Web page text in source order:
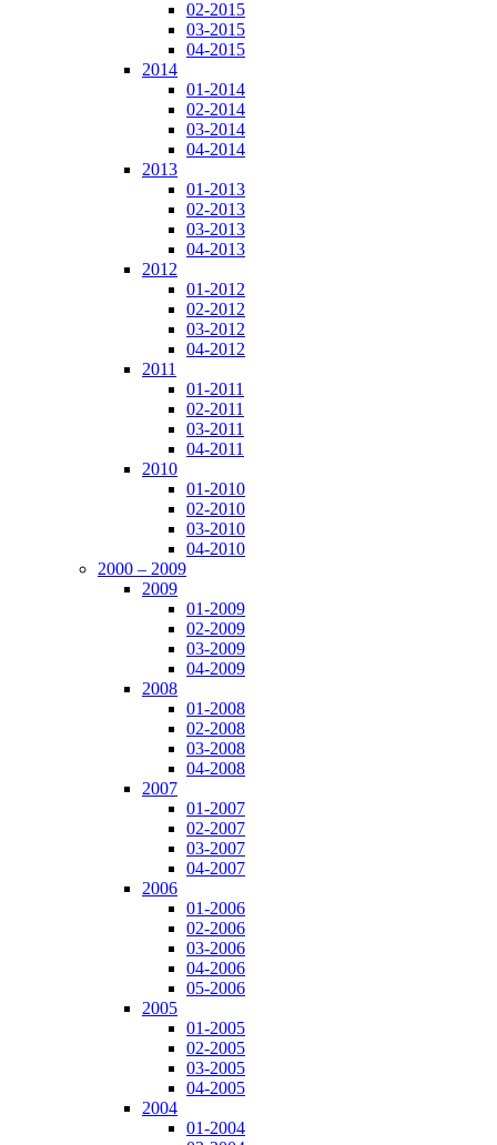
02-2015
03-2015
04-2015
2014
01-2014
02-2014
03-2014
04-2014
2013
01-2013
02-2013
03-2013
04-2013
2012
01-2012
02-2012
03-2012
04-2012
2011
01-2011
02-2011
03-2011
04-2011
2010
01-2010
02-2010
03-2010
04-2010
2000 – 2009
2009
01-2009
02-2009
03-2009
04-2009
2008
01-2008
02-2008
03-2008
04-2008
2007
01-2007
02-2007
03-2007
04-2007
2006
01-2006
02-2006
03-2006
04-2006
05-2006
2005
01-2005
02-2005
03-2005
04-2005
2004
01-2004